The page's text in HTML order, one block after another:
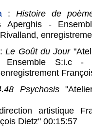
: Histoire de
Aperghis -
:Le Goût du Jour
Ensemble S:i.c -
Psychosis
artistique
Dietz" 00:15:57